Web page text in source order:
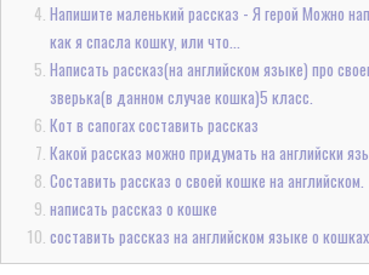
Напишите маленький рассказ - Я герой Можно
как я спасла кошку, или что...
Написать рассказ(на английском языке) про
зверька(в данном случае кошка)5 класс.
Кот в сапогах составить рассказ
Какой рассказ можно придумать на английски
Составить рассказ о своей кошке на английском.
написать рассказ о кошке
составить рассказ на английском языке о